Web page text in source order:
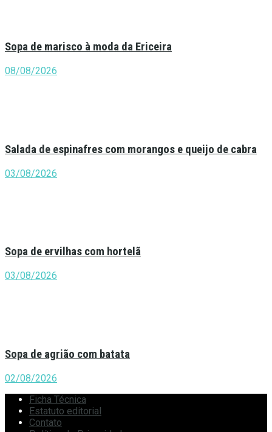
Sopa de marisco à moda da Ericeira
08/08/2026
Salada de espinafres com morangos e queijo de cabra
03/08/2026
Sopa de ervilhas com hortelã
03/08/2026
Sopa de agrião com batata
02/08/2026
Ficha Técnica
Estatuto editorial
Contato